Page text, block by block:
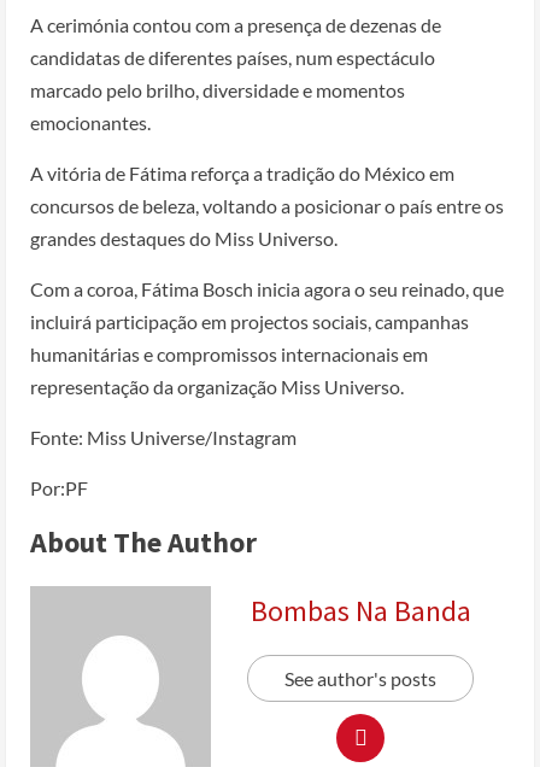
A cerimónia contou com a presença de dezenas de
candidatas de diferentes países, num espectáculo
marcado pelo brilho, diversidade e momentos
emocionantes.
A vitória de Fátima reforça a tradição do México em
concursos de beleza, voltando a posicionar o país entre os
grandes destaques do Miss Universo.
Com a coroa, Fátima Bosch inicia agora o seu reinado, que
incluirá participação em projectos sociais, campanhas
humanitárias e compromissos internacionais em
representação da organização Miss Universo.
Fonte: Miss Universe/Instagram
Por:PF
About The Author
Bombas Na Banda
See author's posts